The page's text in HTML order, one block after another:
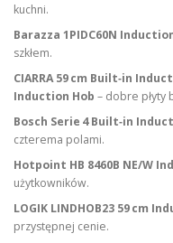
kuchni.
Barazza 1PIDC60N
szkłem.
CIARRA 59 cm Built‑in
Induction Hob – dobre płyty
Bosch Serie 4 Built‑in
czterema polami.
Hotpoint HB 8460B NE/W
użytkowników.
LOGIK LINDHOB23 59 cm
przystępnej cenie.